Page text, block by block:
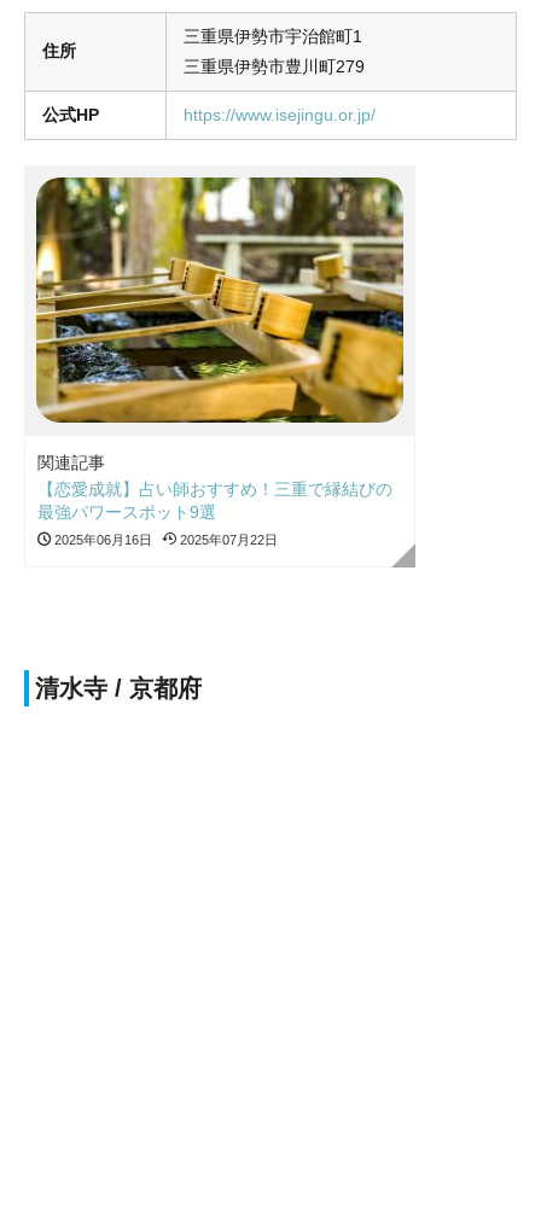
住所
三重県伊勢市宇治館町1
三重県伊勢市豊川町279
公式HP https://www.isejingu.or.jp/
関連記事
【恋愛成就】占い師おすすめ！三重で縁結びの
最強パワースポット9選
2025年06月16日 2025年07月22日
清水寺 / 京都府